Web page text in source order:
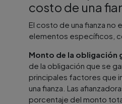
costo de una
El costo de una fianza no
elementos específicos,
Monto de la obligación
de la obligación que se
principales factores que
una fianza. Las
porcentaje del monto